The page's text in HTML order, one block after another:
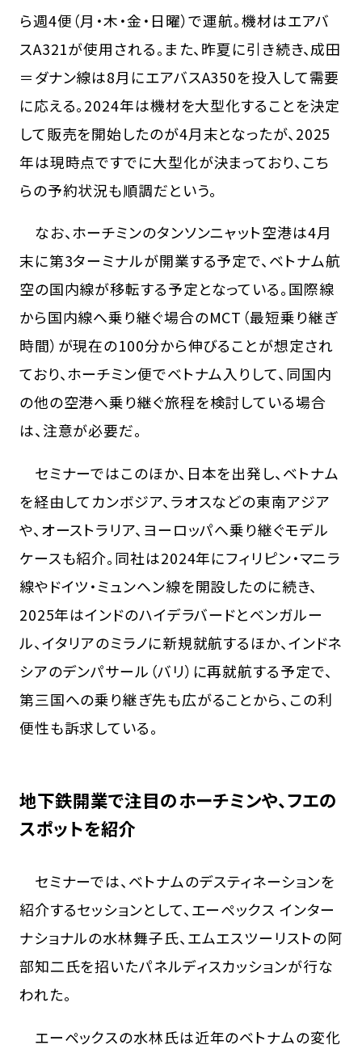
ら週4便（月・木・金・日曜）で運航。機材はエアバ
スA321が使用される。また、昨夏に引き続き、成田
＝ダナン線は8月にエアバスA350を投入して需要
に応える。2024年は機材を大型化することを決定
して販売を開始したのが4月末となったが、2025
年は現時点ですでに大型化が決まっており、こち
らの予約状況も順調だという。
なお、ホーチミンのタンソンニャット空港は4月
末に第3ターミナルが開業する予定で、ベトナム航
空の国内線が移転する予定となっている。国際線
から国内線へ乗り継ぐ場合のMCT（最短乗り継ぎ
時間）が現在の100分から伸びることが想定され
ており、ホーチミン便でベトナム入りして、同国内
の他の空港へ乗り継ぐ旅程を検討している場合
は、注意が必要だ。
セミナーではこのほか、日本を出発し、ベトナム
を経由してカンボジア、ラオスなどの東南アジア
や、オーストラリア、ヨーロッパへ乗り継ぐモデル
ケースも紹介。同社は2024年にフィリピン・マニラ
線やドイツ・ミュンヘン線を開設したのに続き、
2025年はインドのハイデラバードとベンガルー
ル、イタリアのミラノに新規就航するほか、インドネ
シアのデンパサール（バリ）に再就航する予定で、
第三国への乗り継ぎ先も広がることから、この利
便性も訴求している。
地下鉄開業で注目のホーチミンや、フエの
スポットを紹介
セミナーでは、ベトナムのデスティネーションを
紹介するセッションとして、エーペックス インター
ナショナルの水林舞子氏、エムエスツーリストの阿
部知二氏を招いたパネルディスカッションが行な
われた。
エーペックスの水林氏は近年のベトナムの変化